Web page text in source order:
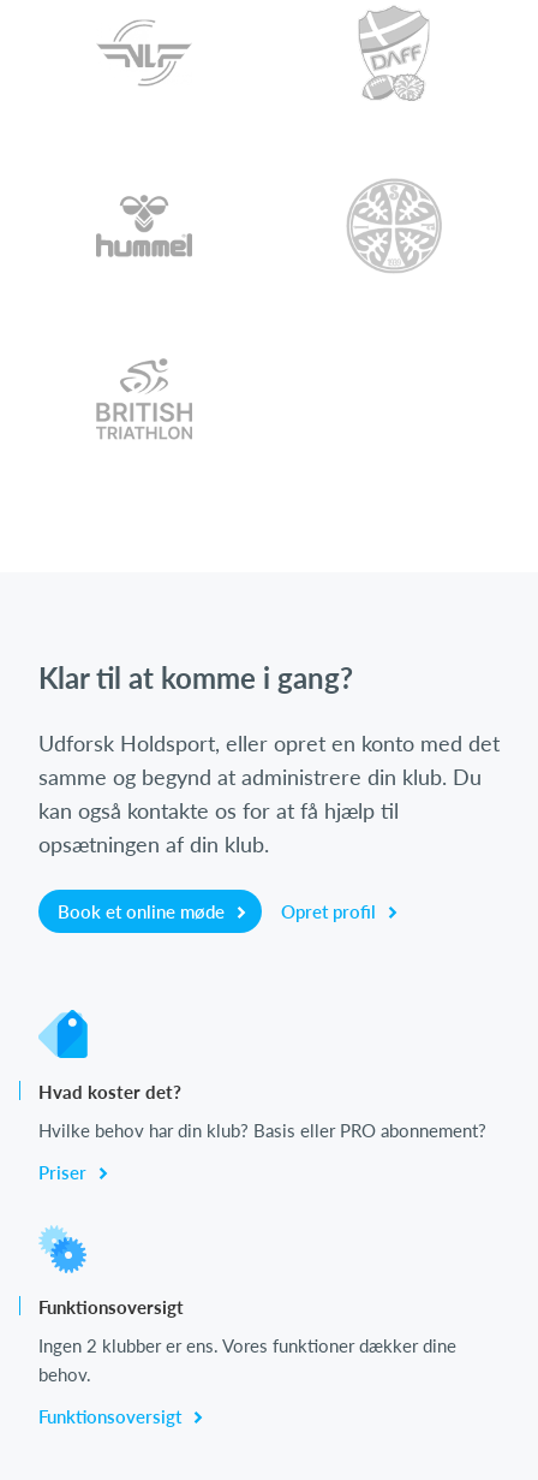
Klar til at komme i gang?
Udforsk Holdsport, eller opret en konto med det
samme og begynd at administrere din klub. Du
kan også kontakte os for at få hjælp til
opsætningen af din klub.
Book et online møde Opret profil
Hvad koster det?
Hvilke behov har din klub? Basis eller PRO abonnement?
Priser
Funktionsoversigt
Ingen 2 klubber er ens. Vores funktioner dækker dine
behov.
Funktionsoversigt